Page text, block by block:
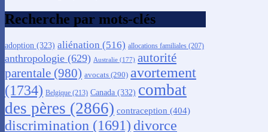
Recherche par mots-clés
adoption (323) aliénation (516) allocations familiales (207)
anthropologie (629) Australie (177) autorité
parentale (980) avocats (290) avortement
(1734) Belgique (213) Canada (332) combat
des pères (2866) contraception (404)
discrimination (1691) divorce